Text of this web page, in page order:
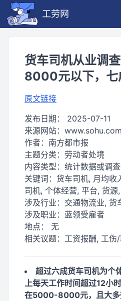
工劳网
货车司机从业调
8000元以下，七
原文链接
发布日期： 2025-07-11
来源网站： www.sohu.com
作者： 南方都市报
主题分类： 劳动者处境
内容类型： 统计数据或调
关键词： 货车司机, 月均收
司机, 个体经营, 平台, 货源
涉及行业： 交通物流业, 货
涉及职业： 蓝领受雇者
地点： 无
相关议题： 工资报酬, 工伤
超过六成货车司机为个
上每天工作时间超过12小
在5000-8000元，且大多